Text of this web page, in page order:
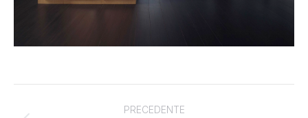
PRECEDENTE